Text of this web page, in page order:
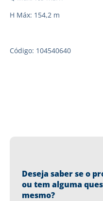
H Máx: 154,2 m
Código: 104540640
Deseja saber se o
ou tem alguma
mesmo?